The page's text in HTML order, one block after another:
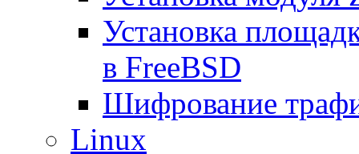
Установка
в FreeBSD
Шифрование
Linux